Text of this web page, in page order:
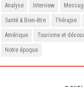
Analyse Interview
Santé & Bien-être Thérapie
Amérique Tourisme et
Notre époque